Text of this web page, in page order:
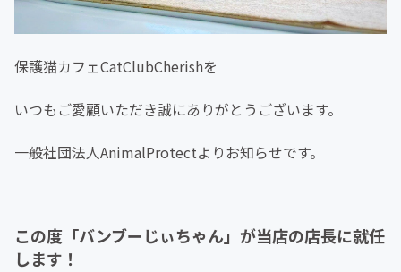
保護猫カフェCatClubCherishを
いつもご愛顧いただき誠にありがとうございます。
一般社団法人AnimalProtectよりお知らせです。
この度「バンブーじぃちゃん」が当店の店長に就任
します！